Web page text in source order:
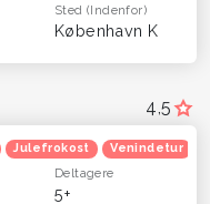
Sted(Indenfor)
København K
4,5
Julefrokost Venindetur
Deltagere
5+